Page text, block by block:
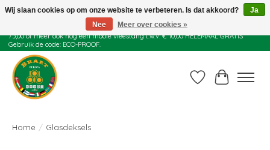
Juli actie: 10% korting op alle ECO-PROOF pannen en bij een bestelling van €
75,00 of meer ook nog een mooie vleestang t.w.v. € 10,00 HELEMAAL GRATIS
Gebruik de code: ECO-PROOF.
Verlanglijst
Home / Glasdeksels
Wij slaan cookies op om onze website te verbeteren. Is dat akkoord?
Ja
Nee
Meer over cookies »